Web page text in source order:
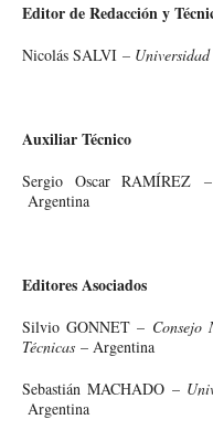
Editor de Redacción y
Nicolás SALVI –
Auxiliar Técnico
Sergio Oscar RAMÍREZ
Argentina
Editores Asociados
Silvio GONNET – Consejo
Técnicas– Argentina
Sebastián MACHADO –
Argentina